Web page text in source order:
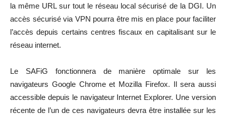
la même URL sur tout le réseau local sécurisé de la DGI. Un
accès sécurisé via VPN pourra être mis en place pour faciliter
l’accès depuis certains centres fiscaux en capitalisant sur le
réseau internet.
Le SAFiG fonctionnera de manière optimale sur les
navigateurs Google Chrome et Mozilla Firefox. Il sera aussi
accessible depuis le navigateur Internet Explorer. Une version
récente de l’un de ces navigateurs devra être installée sur les